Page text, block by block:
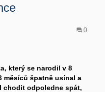
0
který se narodil v 8
měsíců špatně usínal a
chodit odpoledne spát,